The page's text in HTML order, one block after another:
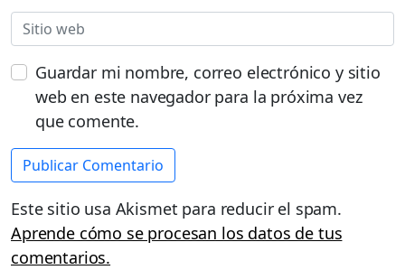
Guardar mi nombre, correo electrónico y sitio
web en este navegador para la próxima vez
que comente.
Este sitio usa Akismet para reducir el spam.
Aprende cómo se procesan los datos de tus
comentarios.